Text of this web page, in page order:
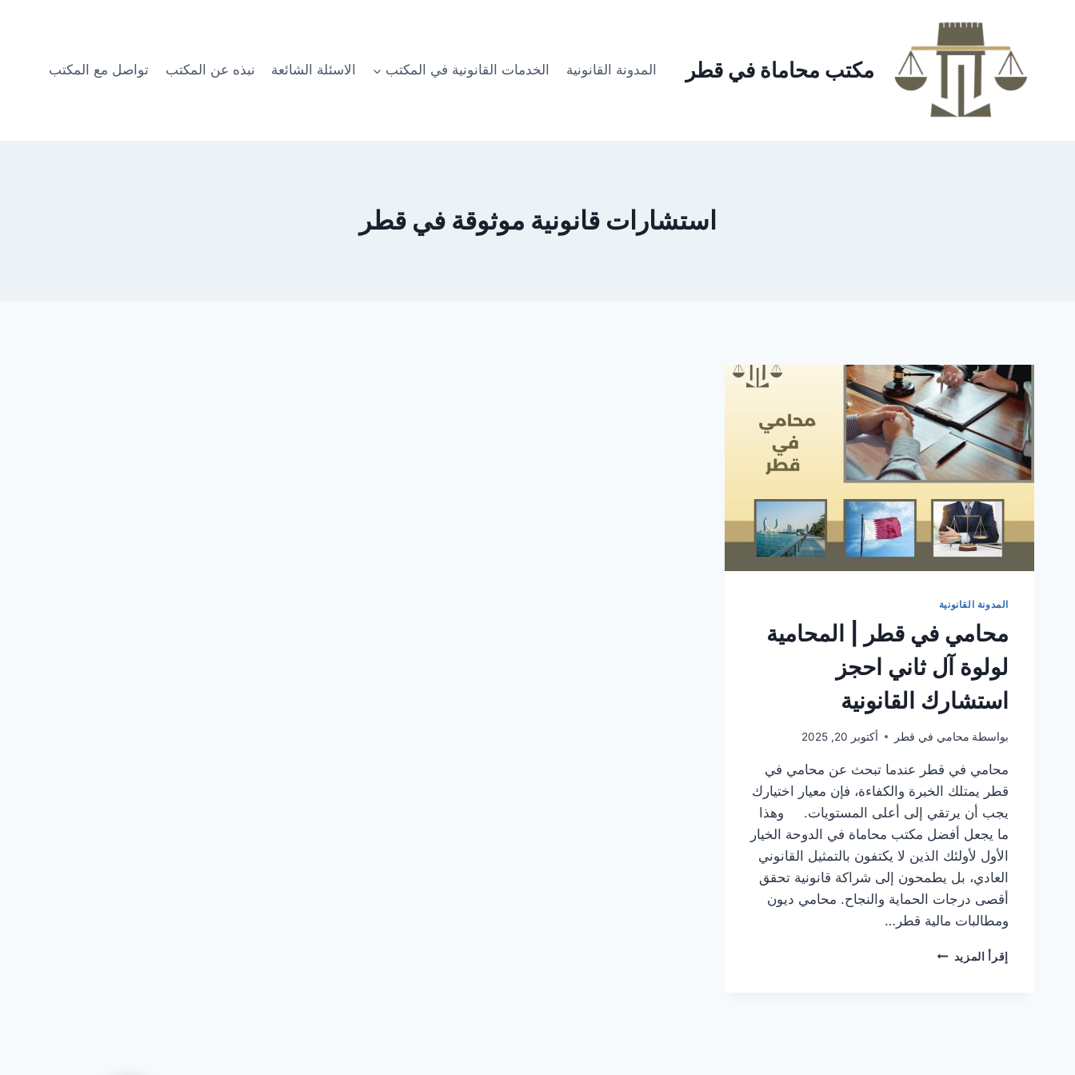
مكتب محاماة في قطر المدونة القانونية الخدمات القانونية في المكتب الاسئلة الشائعة نبذه عن المكتب تواصل مع المكتب
استشارات قانونية موثوقة في قطر
المدونة القانونية
محامي في قطر | المحامية
لولوة آل ثاني احجز
استشارك القانونية
بواسطة محامي في قطر أكتوبر 20, 2025
محامي في قطر عندما تبحث عن محامي في
قطر يمتلك الخبرة والكفاءة، فإن معيار اختيارك
يجب أن يرتقي إلى أعلى المستويات. وهذا
ما يجعل أفضل مكتب محاماة في الدوحة الخيار
الأول لأولئك الذين لا يكتفون بالتمثيل القانوني
العادي، بل يطمحون إلى شراكة قانونية تحقق
أقصى درجات الحماية والنجاح. محامي ديون
ومطالبات مالية قطر…
إقرأ المزيد محامي